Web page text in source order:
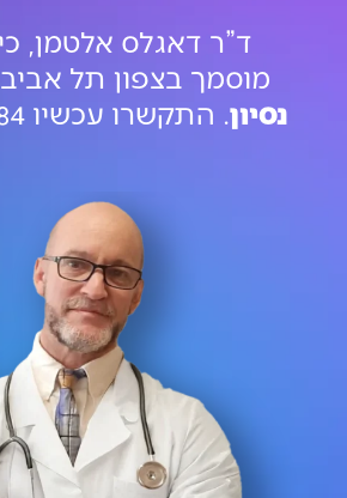
ד”ר דאגלס אלטמן,
מוסמך בצפון תל
נסיון. התקשרו עכשיו 055-6841884